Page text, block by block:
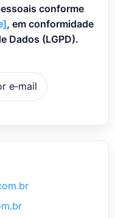
conforme
, em conformidade
Dados (LGPD).
e‑mail